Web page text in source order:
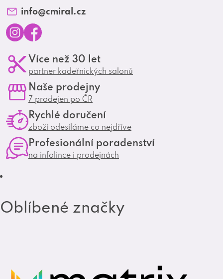
v
ý
s
u
Matrix Club
info@cmiral.cz
n
s
g
a
m
a
e
o
o
k
Více než 30 let
partner kadeřnických salonů
Naše prodejny
7 prodejen po ČR
Rychlé doručení
zboží odesíláme co nejdříve
Profesionální poradenství
na infolince i prodejnách
Oblíbené značky